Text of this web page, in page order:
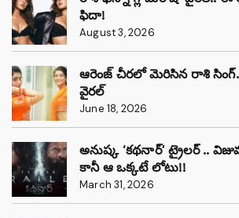
ఫిదా!
August 3, 2026
ఆరెంజ్ చీరలో మెరిసిన రాశి
వైరల్
June 18, 2026
అనుష్క ‘కథనార్’ ట్రైలర్ ..
కానీ ఆ ఒక్కటే లోటు!!
March 31, 2026